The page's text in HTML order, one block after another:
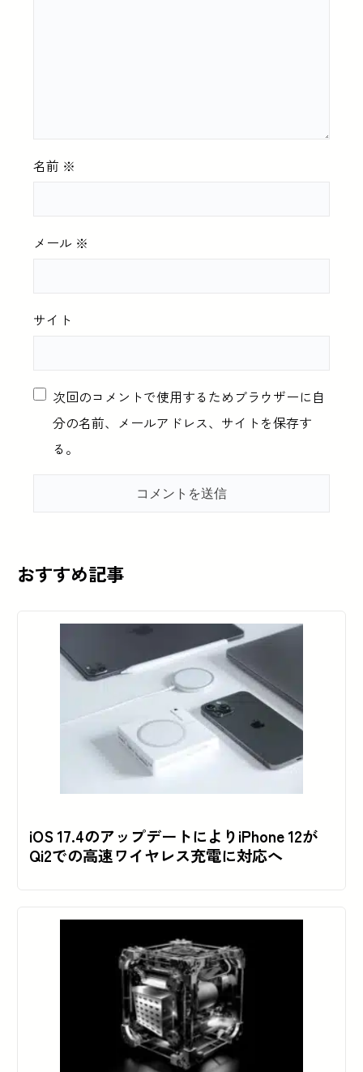
名前 ※
メール ※
サイト
次回のコメントで使用するためブラウザーに自
分の名前、メールアドレス、サイトを保存す
る。
おすすめ記事
iOS 17.4のアップデートによりiPhone 12が
Qi2での高速ワイヤレス充電に対応へ